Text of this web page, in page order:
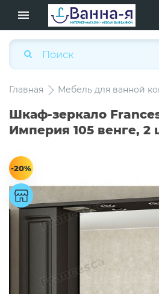
Главная Мебель для ванной
Шкаф-зеркало
Империя 105 венге, 2
-20%